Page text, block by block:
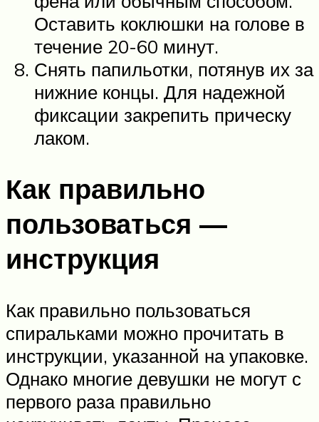
Оставить коклюшки на голове в
течение 20-60 минут.
Снять папильотки, потянув их за
нижние концы. Для надежной
фиксации закрепить прическу
лаком.
Как правильно
пользоваться —
инструкция
Как правильно пользоваться
спиральками можно прочитать в
инструкции, указанной на упаковке.
Однако многие девушки не могут с
первого раза правильно